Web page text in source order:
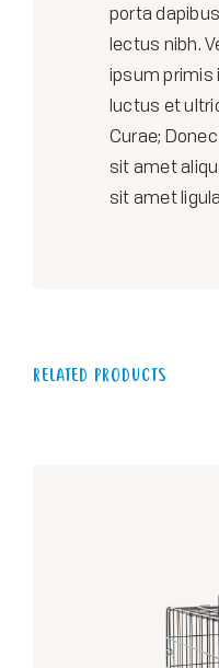
porta
lectus nibh.
ipsum primis
luctus et
Curae;
sit amet
sit amet
RELATED PRODUCTS